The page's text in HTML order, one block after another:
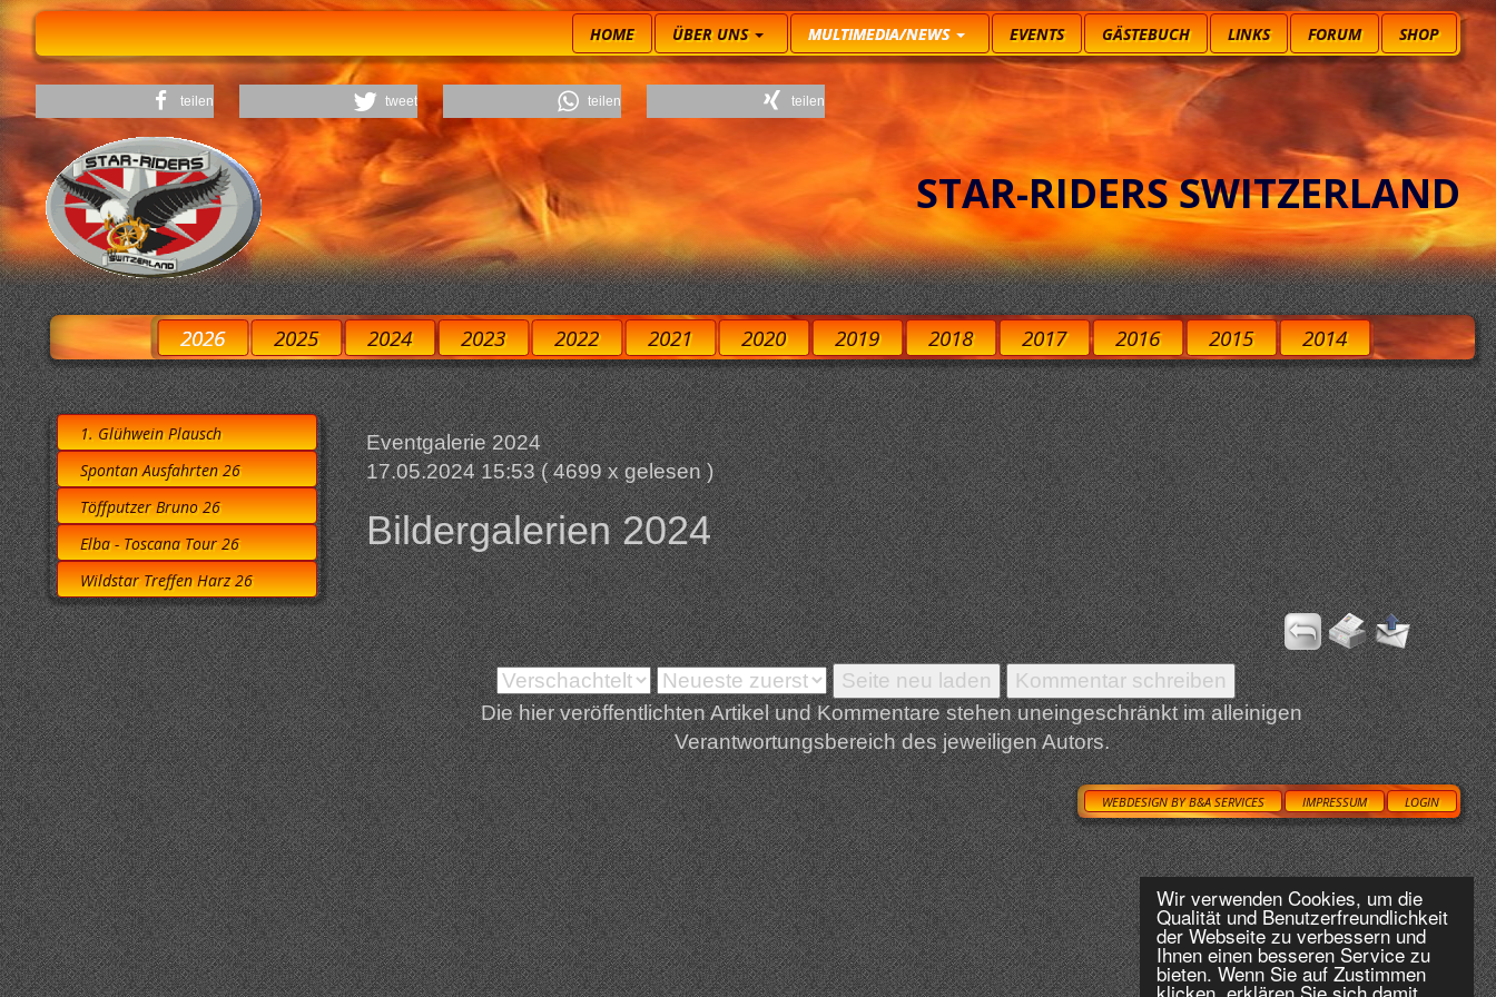
Wir verwenden Cookies, um die
Qualität und Benutzerfreundlichkeit
der Webseite zu verbessern und
Ihnen einen besseren Service zu
bieten. Wenn Sie auf Zustimmen
HOME ÜBER UNS MULTIMEDIA/NEWS EVENTS GÄSTEBUCH LINKS FORUM SHOP
teilen tweet teilen teilen
STAR-RIDERS SWITZERLAND
2026 2025 2024 2023 2022 2021 2020 2019 2018 2017 2016 2015 2014
1. Glühwein Plausch
Spontan Ausfahrten 26
Töffputzer Bruno 26
Elba - Toscana Tour 26
Wildstar Treffen Harz 26
Eventgalerie 2024
17.05.2024 15:53 ( 4699 x gelesen )
Bildergalerien 2024
Die hier veröffentlichten Artikel und Kommentare stehen uneingeschränkt im alleinigen
Verantwortungsbereich des jeweiligen Autors.
WEBDESIGN BY B&A SERVICES IMPRESSUM LOGIN